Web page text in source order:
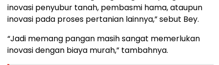
inovasi penyubur tanah, pembasmi hama, ataupun
inovasi pada proses pertanian lainnya,” sebut Bey.
“Jadi memang pangan masih sangat memerlukan
inovasi dengan biaya murah,” tambahnya.